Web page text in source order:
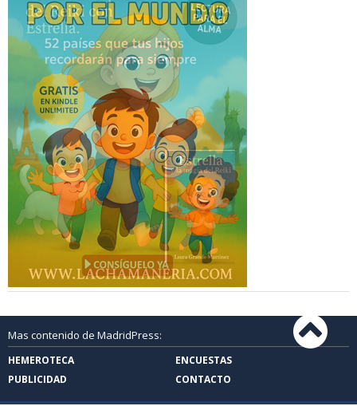
Mas contenido de MadridPress:
HEMEROTECA
ENCUESTAS
PUBLICIDAD
CONTACTO